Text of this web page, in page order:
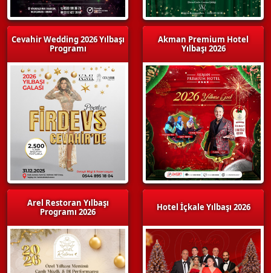
Cevahir Wedding 2026 Yılbaşı
Programı
Arel Restoran Yılbaşı
Programı 2026
Akman Premium Hotel
Yılbaşı 2026
Hotel İçkale Yılbaşı 2026